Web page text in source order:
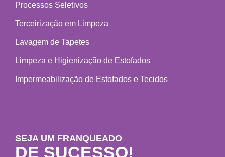
Processos Seletivos
Terceirização em Limpeza
Lavagem de Tapetes
Limpeza e Higienização de Estofados
Impermeabilização de Estofados e Tecidos
SEJA UM FRANQUEADO
DE SUCESSO!